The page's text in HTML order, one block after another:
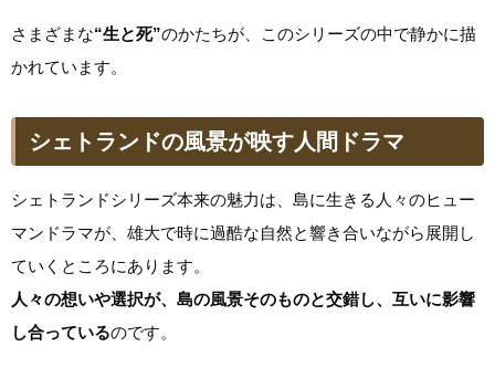
さまざまな“生と死”のかたちが、このシリーズの中で静かに描
かれています。
シェトランドの風景が映す人間ドラマ
シェトランドシリーズ本来の魅力は、島に生きる人々のヒュー
マンドラマが、雄大で時に過酷な自然と響き合いながら展開し
ていくところにあります。
人々の想いや選択が、島の風景そのものと交錯し、互いに影響
し合っているのです。